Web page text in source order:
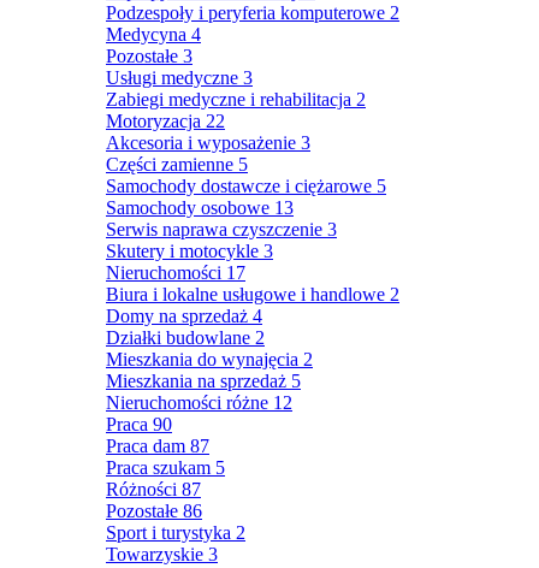
Podzespoły i peryferia komputerowe 2
Medycyna 4
Pozostałe 3
Usługi medyczne 3
Zabiegi medyczne i rehabilitacja 2
Motoryzacja 22
Akcesoria i wyposażenie 3
Części zamienne 5
Samochody dostawcze i ciężarowe 5
Samochody osobowe 13
Serwis naprawa czyszczenie 3
Skutery i motocykle 3
Nieruchomości 17
Biura i lokalne usługowe i handlowe 2
Domy na sprzedaż 4
Działki budowlane 2
Mieszkania do wynajęcia 2
Mieszkania na sprzedaż 5
Nieruchomości różne 12
Praca 90
Praca dam 87
Praca szukam 5
Różności 87
Pozostałe 86
Sport i turystyka 2
Towarzyskie 3